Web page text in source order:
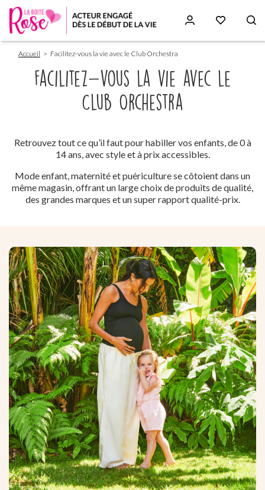
Fil
d'Ariane
Accueil Facilitez-vous la vie avec le Club Orchestra
Facilitez-vous la vie avec le
Club Orchestra
Paragraphs
Retrouvez tout ce qu’il faut pour habiller vos enfants, de 0 à
14 ans, avec style et à prix accessibles.
Mode enfant, maternité et puériculture se côtoient dans un
même magasin, offrant un large choix de produits de qualité,
des grandes marques et un super rapport qualité-prix.